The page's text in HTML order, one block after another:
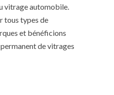
vitrage automobile.
tous types de
et bénéficions
de vitrages